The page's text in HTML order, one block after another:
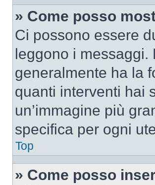
» Come posso
Ci possono essere
leggono i messaggi.
generalmente ha la
quanti interventi hai
un’immagine più
specifica per ogni
Top
» Come posso